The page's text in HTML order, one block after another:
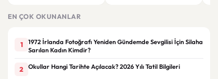
EN ÇOK OKUNANLAR
1
1972 İrlanda Fotoğrafı Yeniden Gündemde Sevgilisi İçin Silaha
Sarılan Kadın Kimdir?
2 Okullar Hangi Tarihte Açılacak? 2026 Yılı Tatil Bilgileri